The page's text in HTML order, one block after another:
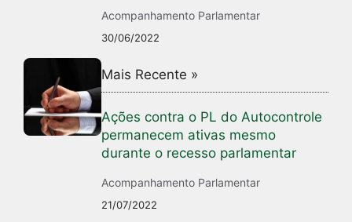
Acompanhamento Parlamentar
30/06/2022
Mais Recente »
Ações contra o PL do Autocontrole
permanecem ativas mesmo
durante o recesso parlamentar
Acompanhamento Parlamentar
21/07/2022